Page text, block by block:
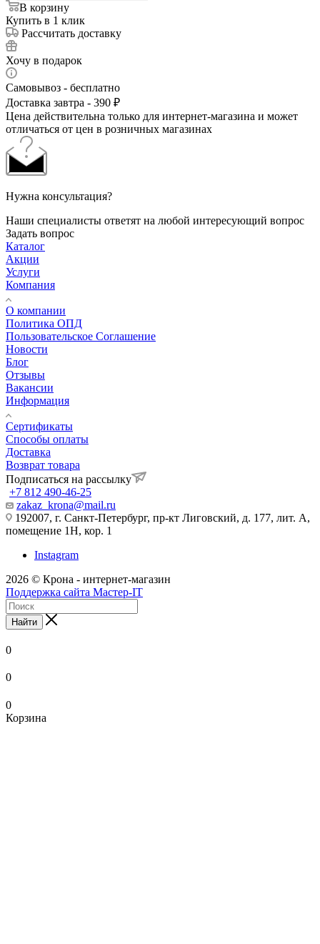
В корзину
Купить в 1 клик
Рассчитать доставку
Хочу в подарок
Самовывоз - бесплатно
Доставка завтра - 390 ₽
Цена действительна только для интернет-магазина и может
отличаться от цен в розничных магазинах
Нужна консультация?
Наши специалисты ответят на любой интересующий вопрос
Задать вопрос
Каталог
Акции
Услуги
Компания
О компании
Политика ОПД
Пользовательское Соглашение
Новости
Блог
Отзывы
Вакансии
Информация
Сертификаты
Способы оплаты
Доставка
Возврат товара
Подписаться на рассылку
+7 812 490-46-25
zakaz_krona@mail.ru
192007, г. Санкт-Петербург, пр-кт Лиговский, д. 177, лит. А,
помещение 1Н, кор. 1
Instagram
2026 © Крона - интернет-магазин
Поддержка сайта Мастер-IT
Найти
0
0
0
Корзина